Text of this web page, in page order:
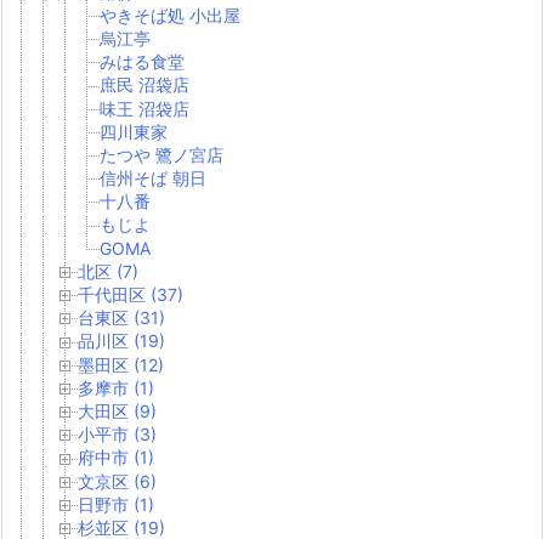
やきそば処 小出屋
烏江亭
みはる食堂
庶民 沼袋店
味王 沼袋店
四川東家
たつや 鷺ノ宮店
信州そば 朝日
十八番
もじよ
GOMA
北区 (7)
千代田区 (37)
台東区 (31)
品川区 (19)
墨田区 (12)
多摩市 (1)
大田区 (9)
小平市 (3)
府中市 (1)
文京区 (6)
日野市 (1)
杉並区 (19)